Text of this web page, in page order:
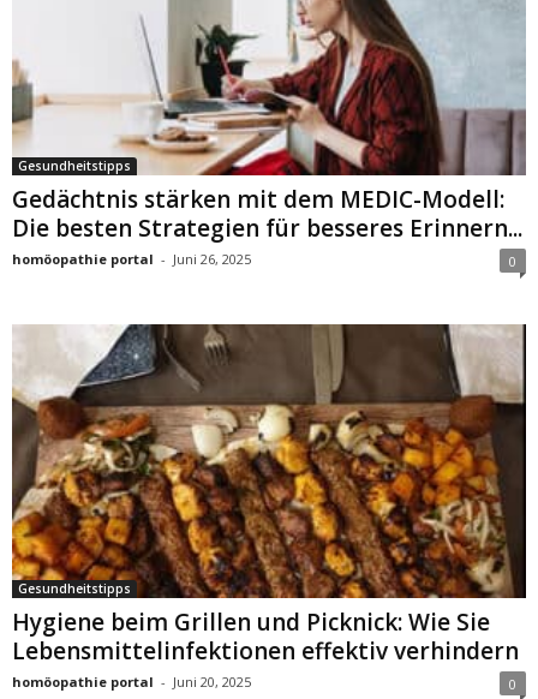
Gesundheitstipps
Gedächtnis stärken mit dem MEDIC-Modell:
Die besten Strategien für besseres Erinnern...
homöopathie portal - Juni 26, 2025 0
Gesundheitstipps
Hygiene beim Grillen und Picknick: Wie Sie
Lebensmittelinfektionen effektiv verhindern
homöopathie portal - Juni 20, 2025 0